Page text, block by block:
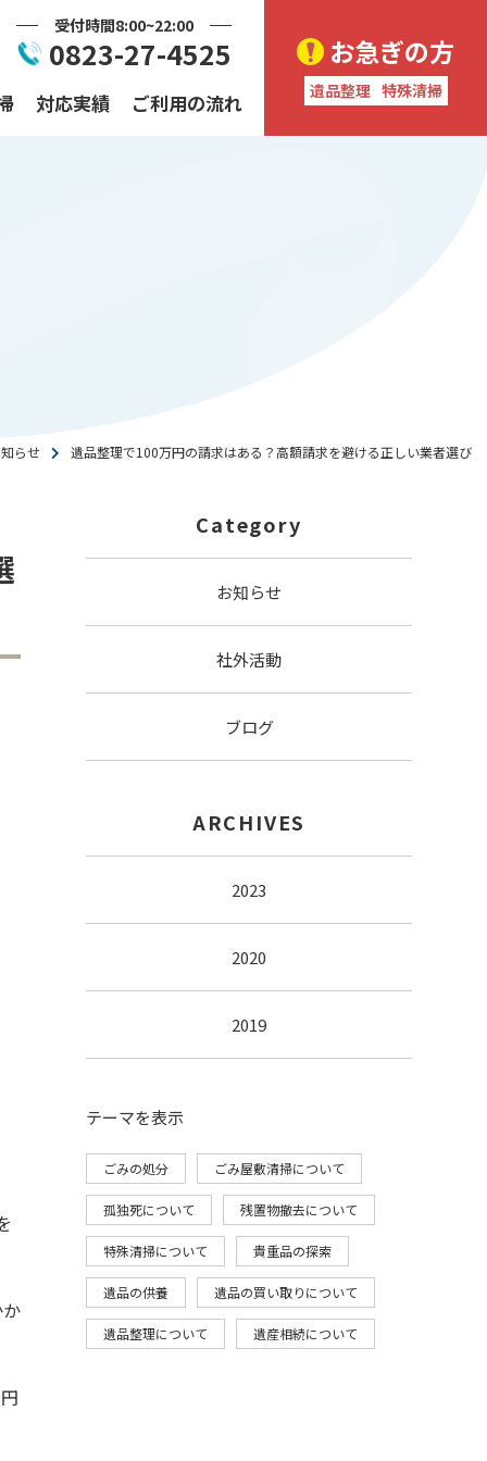
受付時間8:00~22:00
0823-27-4525
対応実績 ご利用の流れ
お急ぎの方
遺品整理 特殊清掃
らせ 遺品整理で100万円の請求はある？高額請求を避ける正しい業者選び
Category
お知らせ
社外活動
ブログ
ARCHIVES
2023
2020
2019
テーマを表示
ごみの処分 ごみ屋敷清掃について
孤独死について 残置物撤去について
特殊清掃について 貴重品の探索
遺品の供養 遺品の買い取りについて
遺品整理について 遺産相続について